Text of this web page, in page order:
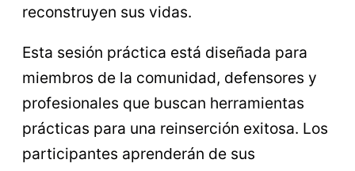
reconstruyen sus vidas.
Esta sesión práctica está diseñada para
miembros de la comunidad, defensores y
profesionales que buscan herramientas
prácticas para una reinserción exitosa. Los
participantes aprenderán de sus